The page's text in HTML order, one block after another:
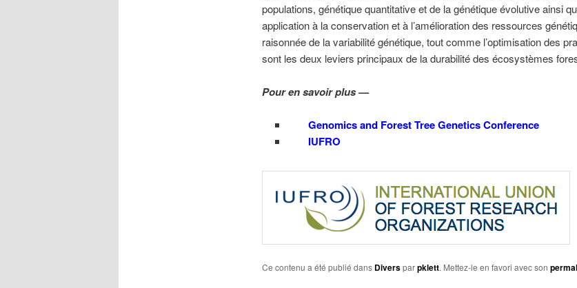
populations, génétique quantitative et de la génétique évolutive ainsi
application à la conservation et à l’amélioration des ressources
raisonnée de la variabilité génétique, tout comme l’optimisation des
sont les deux leviers principaux de la durabilité des écosystèmes
Pour en savoir plus —
Genomics and Forest Tree Genetics Conference
IUFRO
Ce contenu a été publié dans Diversparpklett. Mettez-le en favori avec son